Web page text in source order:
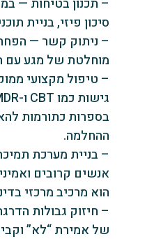
– תכנון בטיחות —
סיכון פיזי, בניית
– ניתוק קשר —
מוחלטת של מגע עם
– טיפול מקצועי
בספרות כתורמות
ההחלמה.
– בניית מערכת
אנשים קרובים
הוא מרכיב מרכזי
– חיזוק גבולות
של אמירת “לא”